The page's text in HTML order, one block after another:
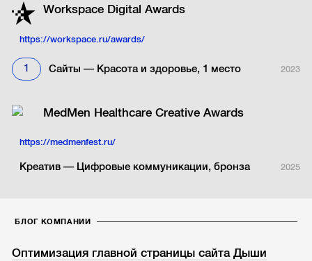
Workspace Digital Аwards
https://workspace.ru/awards/
1 Сайты — Красота и здоровье, 1 место 2023
MedMen Healthcare Creative Awards
https://medmenfest.ru/
Креатив — Цифровые коммуникации, бронза 2025
БЛОГ КОМПАНИИ
Оптимизация главной страницы сайта Дыши